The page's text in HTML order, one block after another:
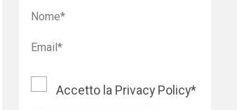
Accetto la Privacy Policy*